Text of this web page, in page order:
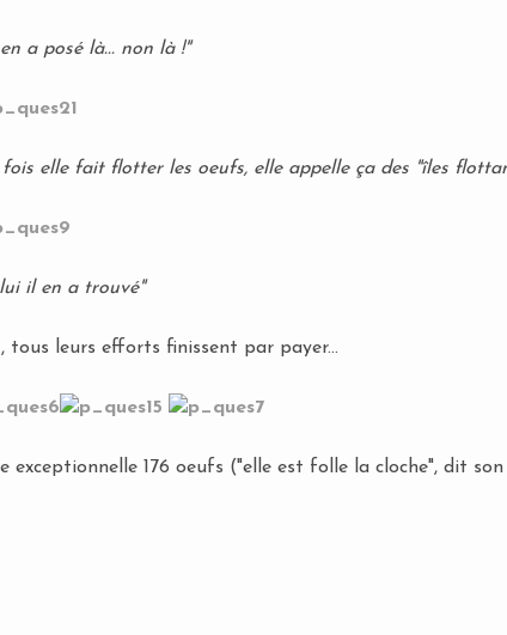
a posé là... non là !"
fois elle fait flotter les oeufs, elle appelle ça des "îles
il en a trouvé"
tous leurs efforts finissent par payer...
exceptionnelle 176 oeufs ("elle est folle la cloche", dit